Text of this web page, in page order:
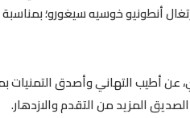
أنطونيو خوسيه سيغورو؛
عن أطيب التهاني وأصدق التمنيات
المزيد من التقدم والازدهار.